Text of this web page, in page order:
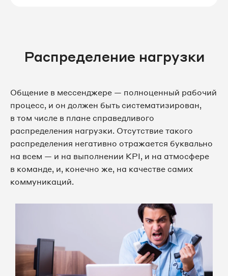
Распределение нагрузки
Общение в мессенджере — полноценный рабочий
процесс, и он должен быть систематизирован,
в том числе в плане справедливого
распределения нагрузки. Отсутствие такого
распределения негативно отражается буквально
на всем — и на выполнении KPI, и на атмосфере
в команде, и, конечно же, на качестве самих
коммуникаций.